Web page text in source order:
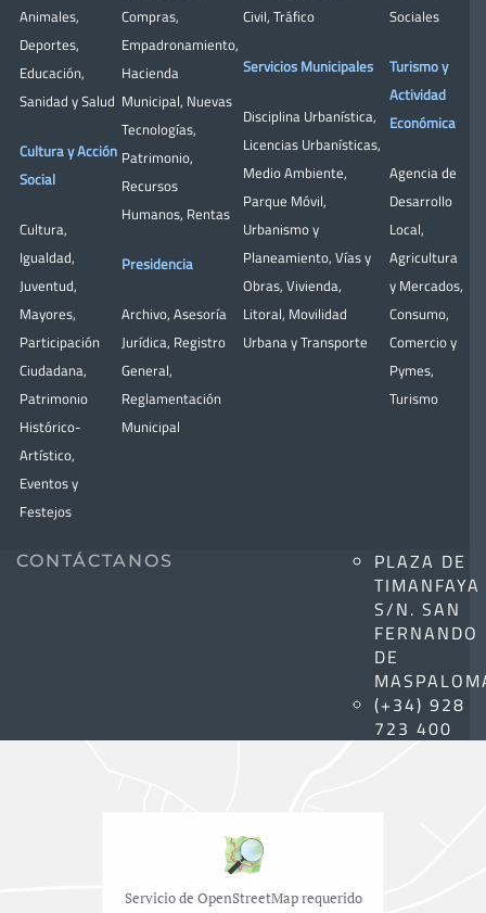
Animales,
Deportes,
Educación,
Sanidad y Salud
Cultura y Acción
Social
Cultura,
Igualdad,
Juventud,
Mayores,
Participación
Ciudadana,
Patrimonio
Histórico-
Artístico,
Eventos y
Festejos
Compras,
Empadronamiento,
Hacienda
Municipal, Nuevas
Tecnologías,
Patrimonio,
Recursos
Humanos, Rentas
Presidencia
Archivo, Asesoría
Jurídica, Registro
General,
Reglamentación
Municipal
Civil, Tráfico
Servicios Municipales
Disciplina Urbanística,
Licencias Urbanísticas,
Medio Ambiente,
Parque Móvil,
Urbanismo y
Planeamiento, Vías y
Obras, Vivienda,
Litoral, Movilidad
Urbana y Transporte
Sociales
Turismo y
Actividad
Económica
Agencia de
Desarrollo
Local,
Agricultura
y Mercados,
Consumo,
Comercio y
Pymes,
Turismo
CONTÁCTANOS
PLAZA DE
TIMANFAYA
S/N. SAN
FERNANDO
DE
(+34) 928
723 400
Servicio de OpenStreetMap requerido